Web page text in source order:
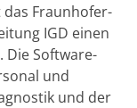
Fraunhofer-
IGD einen
Die Software-
und
und der